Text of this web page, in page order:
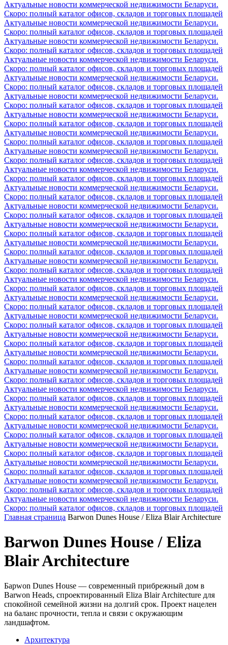
Актуальные новости коммерческой недвижимости Беларуси.
Скоро: полный каталог офисов, складов и торговых площадей
Актуальные новости коммерческой недвижимости Беларуси.
Скоро: полный каталог офисов, складов и торговых площадей
Актуальные новости коммерческой недвижимости Беларуси.
Скоро: полный каталог офисов, складов и торговых площадей
Актуальные новости коммерческой недвижимости Беларуси.
Скоро: полный каталог офисов, складов и торговых площадей
Актуальные новости коммерческой недвижимости Беларуси.
Скоро: полный каталог офисов, складов и торговых площадей
Актуальные новости коммерческой недвижимости Беларуси.
Скоро: полный каталог офисов, складов и торговых площадей
Актуальные новости коммерческой недвижимости Беларуси.
Скоро: полный каталог офисов, складов и торговых площадей
Актуальные новости коммерческой недвижимости Беларуси.
Скоро: полный каталог офисов, складов и торговых площадей
Актуальные новости коммерческой недвижимости Беларуси.
Скоро: полный каталог офисов, складов и торговых площадей
Актуальные новости коммерческой недвижимости Беларуси.
Скоро: полный каталог офисов, складов и торговых площадей
Актуальные новости коммерческой недвижимости Беларуси.
Скоро: полный каталог офисов, складов и торговых площадей
Актуальные новости коммерческой недвижимости Беларуси.
Скоро: полный каталог офисов, складов и торговых площадей
Актуальные новости коммерческой недвижимости Беларуси.
Скоро: полный каталог офисов, складов и торговых площадей
Актуальные новости коммерческой недвижимости Беларуси.
Скоро: полный каталог офисов, складов и торговых площадей
Актуальные новости коммерческой недвижимости Беларуси.
Скоро: полный каталог офисов, складов и торговых площадей
Актуальные новости коммерческой недвижимости Беларуси.
Скоро: полный каталог офисов, складов и торговых площадей
Актуальные новости коммерческой недвижимости Беларуси.
Скоро: полный каталог офисов, складов и торговых площадей
Актуальные новости коммерческой недвижимости Беларуси.
Скоро: полный каталог офисов, складов и торговых площадей
Актуальные новости коммерческой недвижимости Беларуси.
Скоро: полный каталог офисов, складов и торговых площадей
Актуальные новости коммерческой недвижимости Беларуси.
Скоро: полный каталог офисов, складов и торговых площадей
Актуальные новости коммерческой недвижимости Беларуси.
Скоро: полный каталог офисов, складов и торговых площадей
Актуальные новости коммерческой недвижимости Беларуси.
Скоро: полный каталог офисов, складов и торговых площадей
Актуальные новости коммерческой недвижимости Беларуси.
Скоро: полный каталог офисов, складов и торговых площадей
Актуальные новости коммерческой недвижимости Беларуси.
Скоро: полный каталог офисов, складов и торговых площадей
Актуальные новости коммерческой недвижимости Беларуси.
Скоро: полный каталог офисов, складов и торговых площадей
Актуальные новости коммерческой недвижимости Беларуси.
Скоро: полный каталог офисов, складов и торговых площадей
Актуальные новости коммерческой недвижимости Беларуси.
Скоро: полный каталог офисов, складов и торговых площадей
Актуальные новости коммерческой недвижимости Беларуси.
Скоро: полный каталог офисов, складов и торговых площадей
Главная страница Barwon Dunes House / Eliza Blair Architecture
Barwon Dunes House / Eliza
Blair Architecture
Барwon Dunes House — современный прибрежный дом в
Barwon Heads, спроектированный Eliza Blair Architecture для
спокойной семейной жизни на долгий срок. Проект нацелен
на баланс прочности, тепла и связи с окружающим
ландшафтом.
Архитектура